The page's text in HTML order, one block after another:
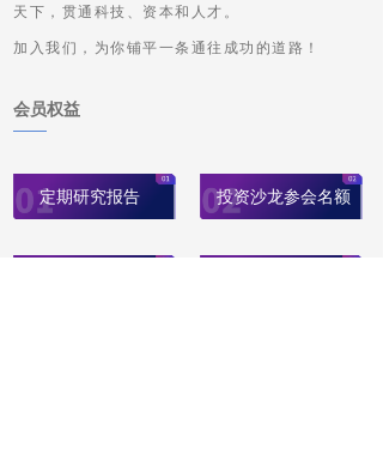
天下，贯通科技、资本和人才。
加入我们，为你铺平一条通往成功的道路！
会员权益
投资沙龙参会名额
定期研究报告